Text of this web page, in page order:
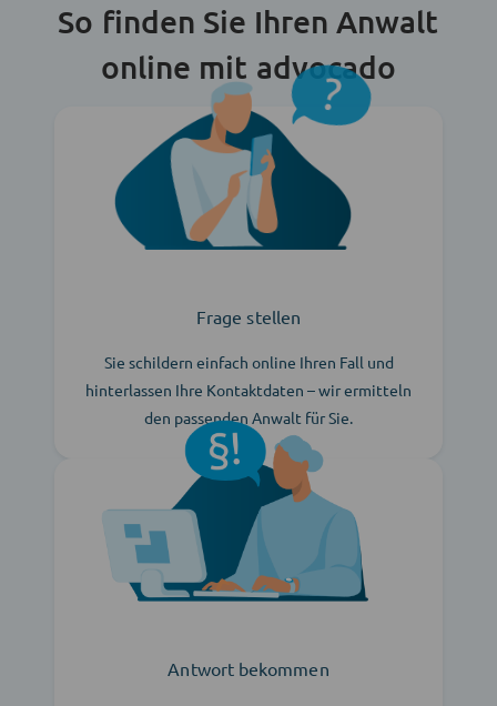
So finden Sie Ihren Anwalt
online mit advocado
Frage stellen
Sie schildern einfach online Ihren Fall und
hinterlassen Ihre Kontaktdaten – wir ermitteln
den passenden Anwalt für Sie.
Antwort bekommen